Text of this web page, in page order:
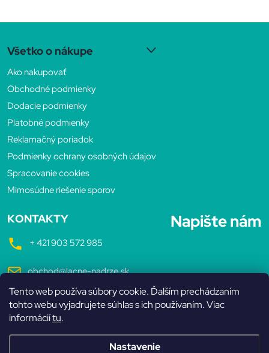
Tento web používa súbory cookie. Ďalším prechádzaním
tohto webu vyjadrujete súhlas s ich používaním. Viac
informáciítu.
Nastavenie
i
s
u
á
p
ä
t
e
Všetko o nákupe
Ako nakupovať
Obchodné podmienky
Dodacie podmienky
Platobné podmienky
Reklamačný poriadok
Podmienky ochrany osobných údajov
Spracovanie cookies
Mimosúdne riešenie sporov
KONTAKTY
+ 421 903 572 985
obchod@lacne-nadrze.sk
Pondelok až Piatok
7:30 - 16:00 hodin
Napište nám